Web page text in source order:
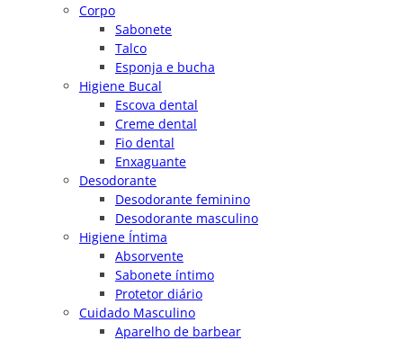
Corpo
Sabonete
Talco
Esponja e bucha
Higiene Bucal
Escova dental
Creme dental
Fio dental
Enxaguante
Desodorante
Desodorante feminino
Desodorante masculino
Higiene Íntima
Absorvente
Sabonete íntimo
Protetor diário
Cuidado Masculino
Aparelho de barbear